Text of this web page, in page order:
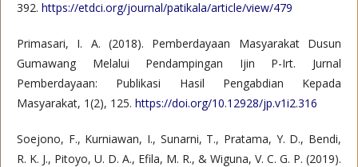
392. https://etdci.org/journal/patikala/article/view/479
Primasari, I. A. (2018). Pemberdayaan Masyarakat Dusun
Gumawang Melalui Pendampingan Ijin P-Irt. Jurnal
Pemberdayaan: Publikasi Hasil Pengabdian Kepada
Masyarakat, 1(2), 125. https://doi.org/10.12928/jp.v1i2.316
Soejono, F., Kurniawan, I., Sunarni, T., Pratama, Y. D., Bendi,
R. K. J., Pitoyo, U. D. A., Efila, M. R., & Wiguna, V. C. G. P. (2019).